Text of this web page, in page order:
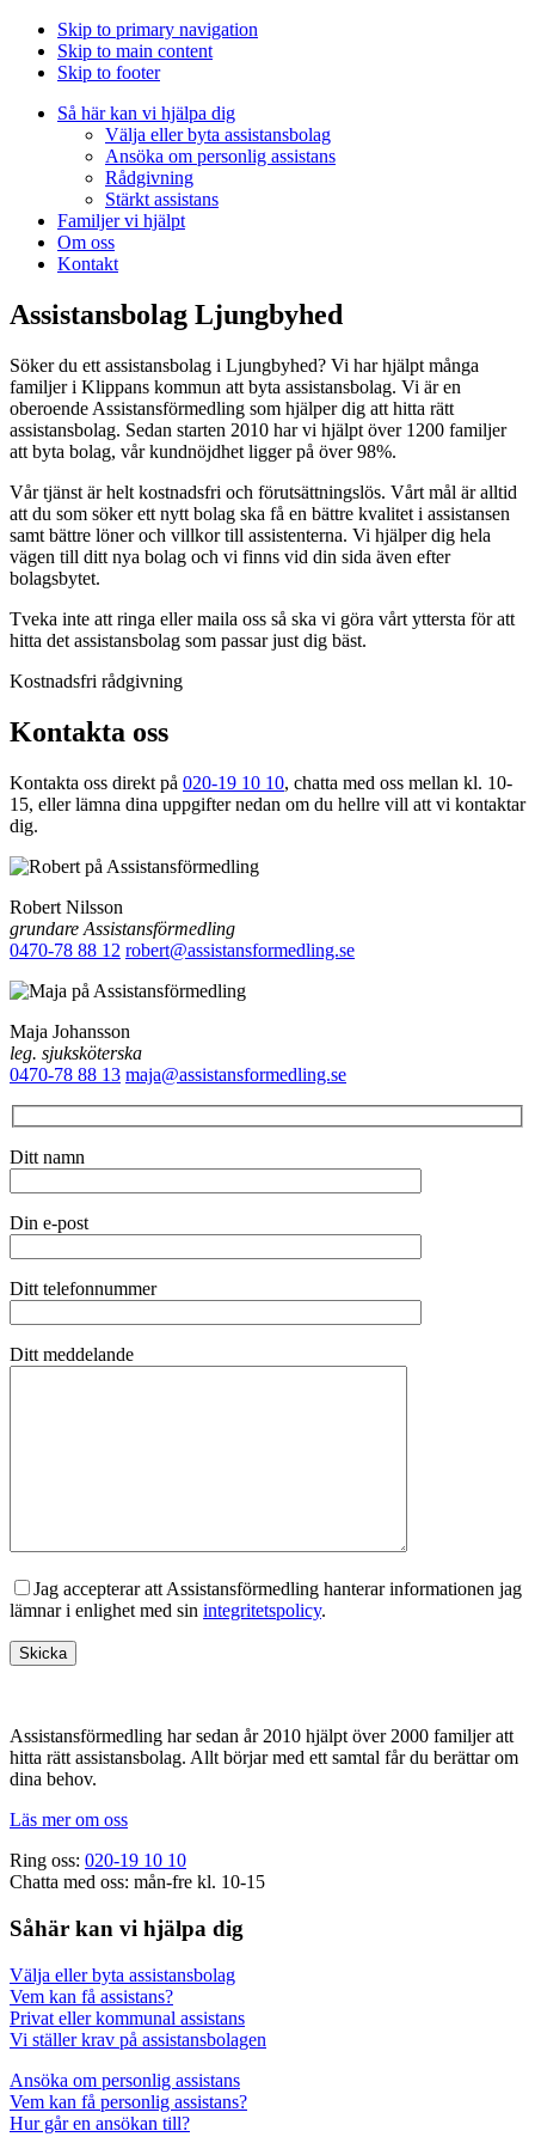
Skip to primary navigation
Skip to main content
Skip to footer
Så här kan vi hjälpa dig
Välja eller byta assistansbolag
Ansöka om personlig assistans
Rådgivning
Stärkt assistans
Familjer vi hjälpt
Om oss
Kontakt
Assistansbolag Ljungbyhed
Söker du ett assistansbolag i Ljungbyhed? Vi har hjälpt många
familjer i Klippans kommun att byta assistansbolag. Vi är en
oberoende Assistansförmedling som hjälper dig att hitta rätt
assistansbolag. Sedan starten 2010 har vi hjälpt över 1200 familjer
att byta bolag, vår kundnöjdhet ligger på över 98%.
Vår tjänst är helt kostnadsfri och förutsättningslös. Vårt mål är alltid
att du som söker ett nytt bolag ska få en bättre kvalitet i assistansen
samt bättre löner och villkor till assistenterna. Vi hjälper dig hela
vägen till ditt nya bolag och vi finns vid din sida även efter
bolagsbytet.
Tveka inte att ringa eller maila oss så ska vi göra vårt yttersta för att
hitta det assistansbolag som passar just dig bäst.
Kostnadsfri rådgivning
Kontakta oss
Kontakta oss direkt på 020-19 10 10, chatta med oss mellan kl. 10-
15, eller lämna dina uppgifter nedan om du hellre vill att vi kontaktar
dig.
Robert Nilsson
grundare Assistansförmedling
0470-78 88 12 robert@assistansformedling.se
Maja Johansson
leg. sjuksköterska
0470-78 88 13 maja@assistansformedling.se
Ditt namn
Din e-post
Ditt telefonnummer
Ditt meddelande
Jag accepterar att Assistansförmedling hanterar informationen jag
lämnar i enlighet med sin integritetspolicy.
Assistansförmedling har sedan år 2010 hjälpt över 2000 familjer att
hitta rätt assistansbolag. Allt börjar med ett samtal får du berättar om
dina behov.
Läs mer om oss
Ring oss: 020-19 10 10
Chatta med oss: mån-fre kl. 10-15
Såhär kan vi hjälpa dig
Välja eller byta assistansbolag
Vem kan få assistans?
Privat eller kommunal assistans
Vi ställer krav på assistansbolagen
Ansöka om personlig assistans
Vem kan få personlig assistans?
Hur går en ansökan till?